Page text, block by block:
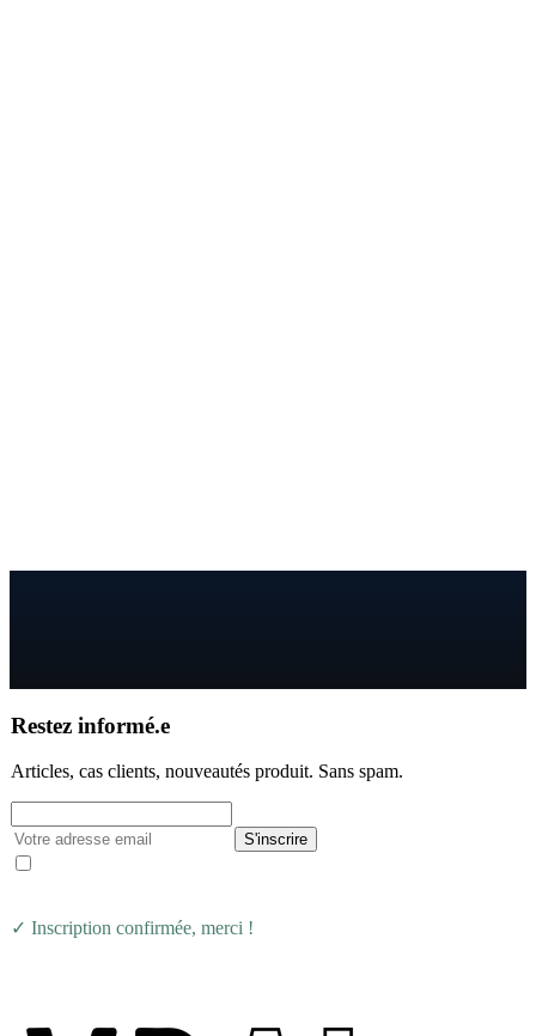
Restez informé.e
Articles, cas clients, nouveautés produit. Sans spam.
S'inscrire
✓ Inscription confirmée, merci !